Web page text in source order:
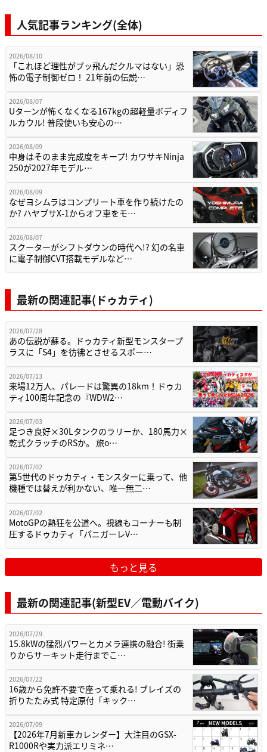
人気記事ランキング(全体)
2026/08/10
「これほど理性がブッ飛んだクルマはない」恐
怖の電子制御ゼロ！ 21年前の伝説…
2026/08/07
Uターンが怖くなくなる167kgの超軽量ボディフ
ルカウル! 普段使いも安心の…
2026/08/09
中身はそのまま完成度をキープ! カワサキNinja
250が2027年モデル…
2026/08/09
なぜヨシムラはコンプリート車を作り続けたの
か? ハヤブサX-1からオフ車をモ…
2026/08/07
スクーターがシフトダウンの時代へ!? 幻の名車
に電子制御CVT搭載モデルなど…
最新の関連記事(ドゥカティ)
2026/07/28
あの伝説が蘇る。ドゥカティ新型モンスタープ
ラスに「S4」を彷彿とさせるスポー…
2026/07/13
来場12万人、パレードは驚異の18km！ドゥカ
ティ100周年記念の『WDW2…
2026/07/03
足つき良好×30Lタンクのラリーか、180馬力×
乾式クラッチのRSか。 旅o…
2026/07/02
第5世代のドゥカティ・モンスターに乗って、他
機種では替えが利かない、唯一無二…
2026/07/02
MotoGPの熱狂を公道へ。視線もコーナーも制
圧するドゥカティ「パニガーレV…
もっと見る
最新の関連記事(新型EV／電動バイク)
2026/07/29
15.8kWの猛烈パワーとカメラ連携の融合! 街乗
りからサーキット走行までこ…
2026/07/22
16歳から免許不要で座って乗れる! ブレイズの
折りたたみ式 特定原付「キック…
2026/07/09
【2026年7月新車カレンダー】大注目のGSX-
R1000Rや実力派エリミネ…